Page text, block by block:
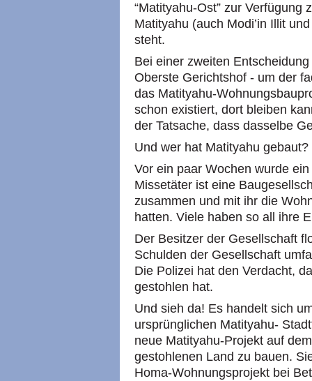
“Matityahu-Ost” zur Verfügung
Matityahu (auch Modi’in Illit
steht.
Bei einer zweiten
Oberste Gerichtshof - um der
das Matityahu-
schon existiert, dort bleiben
der Tatsache, dass dasselbe
Und wer hat Matityahu gebaut?
Vor ein paar Wochen wurde
Missetäter ist eine
zusammen und mit ihr die
hatten. Viele haben so all ihre
Der Besitzer der Gesellschaft
Schulden der Gesellschaft
Die Polizei hat den Verdacht,
gestohlen hat.
Und sieh da! Es handelt sich
ursprünglichen Matityahu-
neue Matityahu-Projekt auf
gestohlenen Land zu bauen.
Homa-Wohnungsprojekt bei